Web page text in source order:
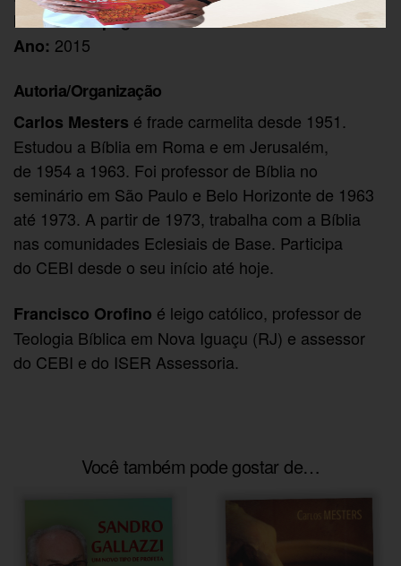
Número de páginas:38
Ano: 2015
Autoria/Organização
Carlos Mesters é frade carmelita desde 1951.
Estudou a Bíblia em Roma e em Jerusalém,
de 1954 a 1963. Foi professor de Bíblia no
seminário em São Paulo e Belo Horizonte de 1963
até 1973. A partir de 1973, trabalha com a Bíblia
nas comunidades Eclesiais de Base. Participa
do CEBI desde o seu início até hoje.
Francisco Orofino é leigo católico, professor de
Teologia Bíblica em Nova Iguaçu (RJ) e assessor
do CEBI e do ISER Assessoria.
Você também pode gostar de…